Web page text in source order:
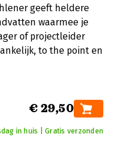
geeft heldere
waarmee je
of projectleider
to the point en
€ 29,50
in huis | Gratis verzonden